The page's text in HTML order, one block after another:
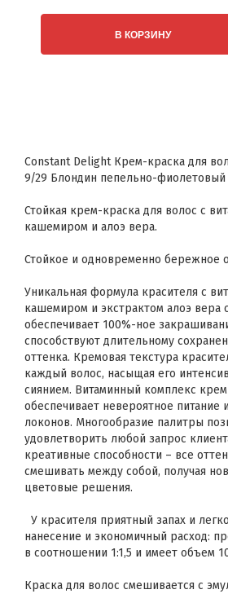
В КОРЗИНУ
Constant Delight Крем-краска для
9/29 Блондин пепельно-фиолетовый
Стойкая крем-краска для волос с
кашемиром и алоэ вера.
Стойкое и одновременно бережное
Уникальная формула красителя с
кашемиром и экстрактом алоэ вера
обеспечивает 100%-ное
способствуют длительному
оттенка. Кремовая текстура
каждый волос, насыщая его
сиянием. Витаминный комплекс
обеспечивает невероятное питание
локонов. Многообразие палитры
удовлетворить любой запрос
креативные способности – все
смешивать между собой, получая
цветовые решения.
У красителя приятный запах и
нанесение и экономичный расход:
в соотношении 1:1,5 и имеет объем
Краска для волос смешивается с